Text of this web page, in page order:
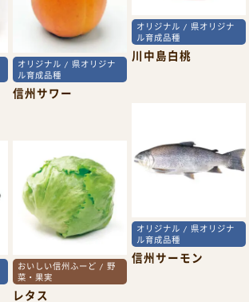
オリジナル / 県オリジナ
ル育成品種
川中島白桃
オリジナル / 県オリジナ
ル育成品種
信州サワー
オリジナル / 県オリジナ
ル育成品種
信州サーモン
おいしい信州ふーど / 野
菜・果実
レタス